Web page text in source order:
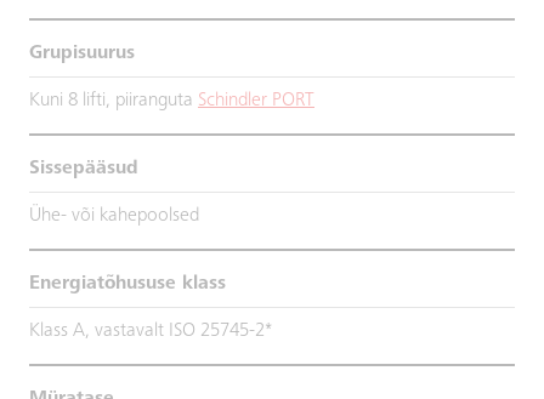
Grupisuurus
Kuni 8 lifti, piiranguta Schindler PORT
Sissepääsud
Ühe- või kahepoolsed
Energiatõhususe klass
Klass A, vastavalt ISO 25745-2*